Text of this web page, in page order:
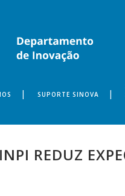
SUPORTE SINOVA
INPI REDUZ